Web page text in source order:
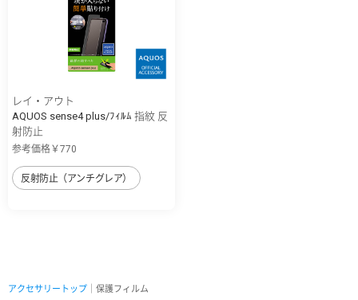
レイ・アウト
AQUOS sense4 plus/ﾌｨﾙﾑ 指紋 反
射防止
参考価格￥770
反射防止（アンチグレア）
アクセサリートップ ｜保護フィルム